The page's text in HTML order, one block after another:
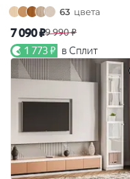
63 цвета
7 090 ₽9 990 ₽
1 773 ₽ в Сплит